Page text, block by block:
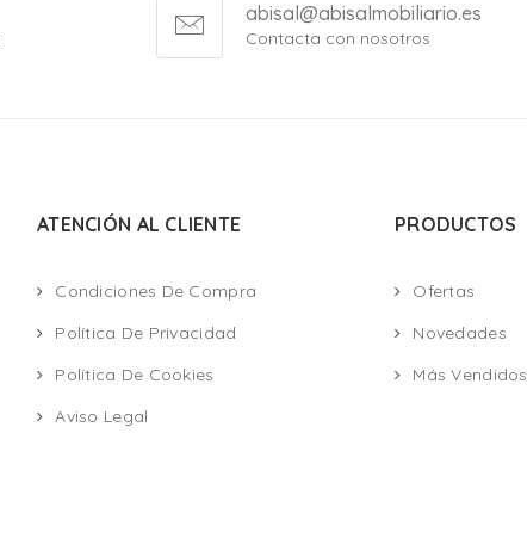
abisal@abisalmobiliario.es
Contacta con nosotros
ATENCIÓN AL CLIENTE
Condiciones De Compra
Política De Privacidad
Política De Cookies
Aviso Legal
PRODUCTOS
Ofertas
Novedades
Más Vendidos